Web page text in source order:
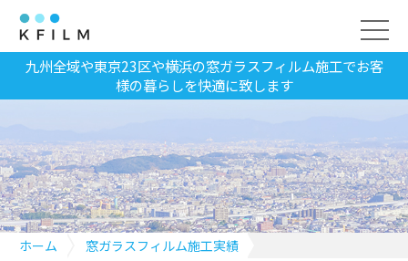
九州全域や東京23区や横浜の窓ガラスフィルム施工でお客
様の暮らしを快適に致します
ホーム
窓ガラスフィルム施工実績